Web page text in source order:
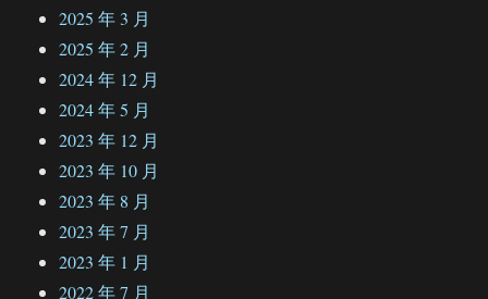
2025 年 3 月
2025 年 2 月
2024 年 12 月
2024 年 5 月
2023 年 12 月
2023 年 10 月
2023 年 8 月
2023 年 7 月
2023 年 1 月
2022 年 7 月